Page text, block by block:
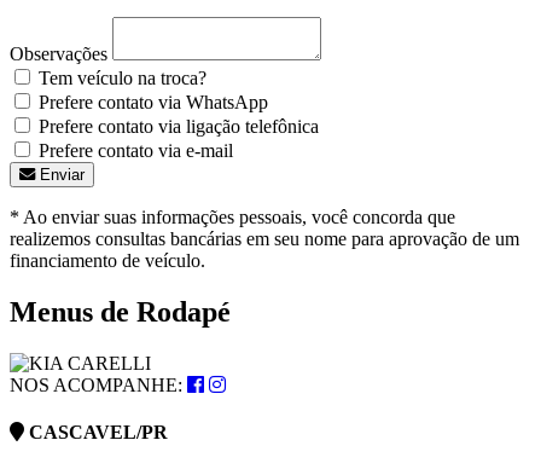
Observações
Tem veículo na troca?
Prefere contato via WhatsApp
Prefere contato via ligação telefônica
Prefere contato via e-mail
Enviar
* Ao enviar suas informações pessoais, você concorda que
realizemos consultas bancárias em seu nome para aprovação de um
financiamento de veículo.
Menus de Rodapé
NOS ACOMPANHE:
CASCAVEL/PR